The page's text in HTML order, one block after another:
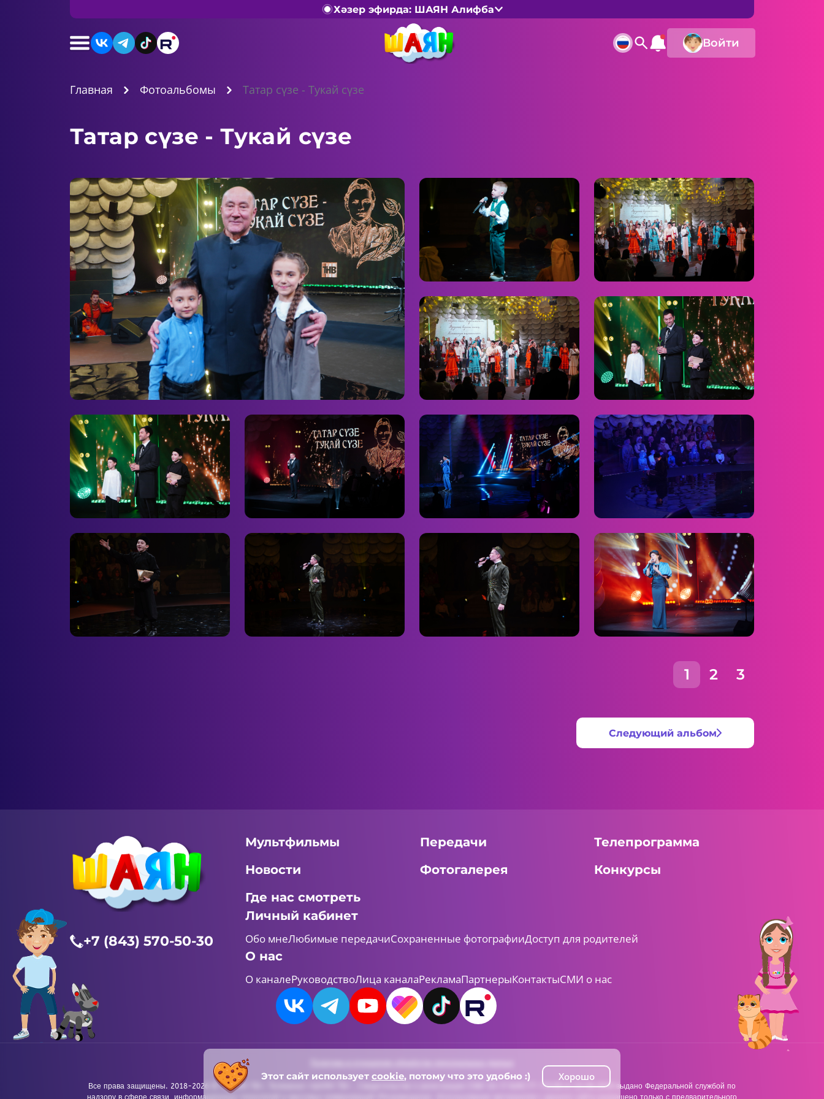
Хәзер эфирда: ШАЯН Алифба
Войти
Главная Фотоальбомы Татар сүзе - Тукай сүзе
Татар сүзе - Тукай сүзе
1 2 3
Следующий альбом
+7 (843) 570-50-30
Мультфильмы Передачи
Телепрограмма
Новости
Фотогалерея
Конкурсы
Где нас смотреть
Личный кабинет
Обо мнеЛюбимые передачиСохраненные фотографииДоступ для родителей
О нас
О каналеРуководствоЛица каналаРекламаПартнерыКонтактыСМИ о нас
Все права защищены. 2018-2026 © «ШАЯН ТВ». Телеканал «ШАЯН ТВ» , Свидетельство о регистрации СМИ Эл-Л №ФС77-73138 от 22.06.2018 выдано Федеральной службой по
надзору в сфере связи, информационных технологий и массовых коммуникаций (Роскомнадзор). Использование материалов с данного сайта разрешено только с предварительного
Этот сайт использует cookie, потому что это удобно :) Хорошо